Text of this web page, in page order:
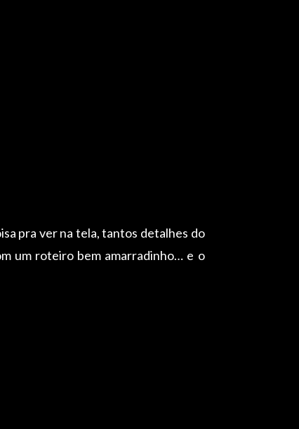
pra ver na tela, tantos detalhes do
um roteiro bem amarradinho… e o